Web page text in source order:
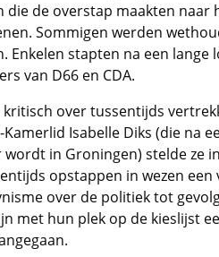
die de overstap maakten naar
Sommigen werden
Enkelen stapten na een lange
van D66 en CDA.
kritisch over tussentijds
Isabelle Diks (die na
in Groningen) stelde ze
opstappen in wezen
over de politiek tot
met hun plek op de kieslijst